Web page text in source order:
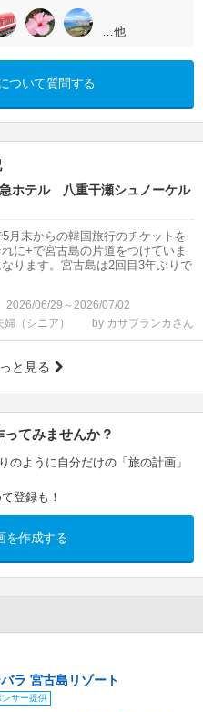
…他
ついて質問する
ホテル 八重干瀬シュノーケル
月末からの韓国旅行のチケットを
に+で宮古島の片道をつけていま
ります。宮古島は2回目3年ぶりで
2026/06/29～2026/07/02
（シニア）
by カサブランカさん
と見る
てみませんか？
のように自分だけの「旅の計画」
登録も！
を作成する
ラ 宮古島リゾート
ンサー提供